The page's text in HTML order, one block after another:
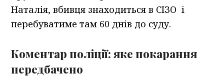
Наталія, вбивця знаходиться в СІЗО і
перебуватиме там 60 днів до суду.
Коментар поліції: яке покарання
передбачено